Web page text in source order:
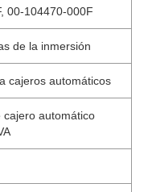
00-104470-000F
de la inmersión
cajeros automáticos
cajero automático